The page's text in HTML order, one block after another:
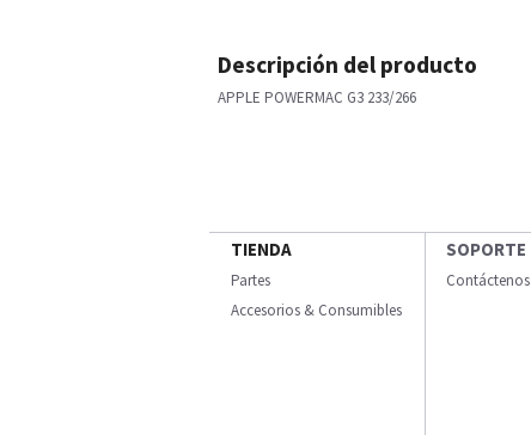
Descripción del producto
APPLE POWERMAC G3 233/266
TIENDA
Partes
Accesorios & Consumibles
SOPORTE
Contáctenos